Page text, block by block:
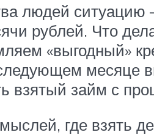
людей
рублей. Что
месяце
взятый займ с
где взять